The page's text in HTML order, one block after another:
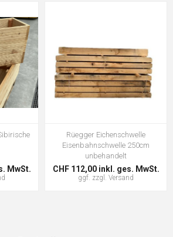
MwSt.
Rüegger Eichenschwelle
Eisenbahnschwelle 250cm
unbehandelt
CHF 112,00 inkl. ges. MwSt.
ggf. zzgl. Versand